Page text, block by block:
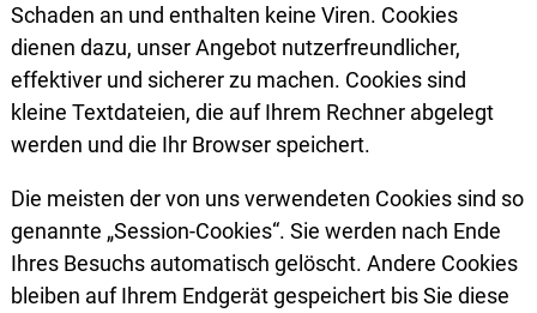
Schaden an und enthalten keine Viren. Cookies
dienen dazu, unser Angebot nutzerfreundlicher,
effektiver und sicherer zu machen. Cookies sind
kleine Textdateien, die auf Ihrem Rechner abgelegt
werden und die Ihr Browser speichert.
Die meisten der von uns verwendeten Cookies sind so
genannte „Session-Cookies“. Sie werden nach Ende
Ihres Besuchs automatisch gelöscht. Andere Cookies
bleiben auf Ihrem Endgerät gespeichert bis Sie diese